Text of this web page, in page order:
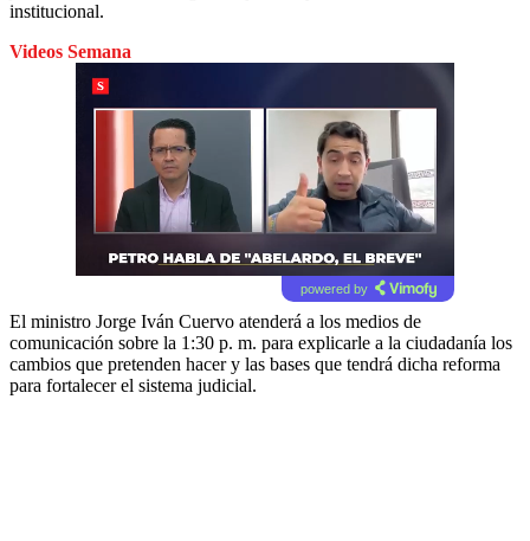
institucional.
Videos Semana
powered by
El ministro Jorge Iván Cuervo atenderá a los medios de
comunicación sobre la 1:30 p. m. para explicarle a la ciudadanía los
cambios que pretenden hacer y las bases que tendrá dicha reforma
para fortalecer el sistema judicial.